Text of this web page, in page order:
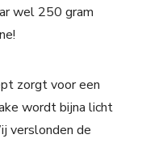
wel 250 gram
zorgt voor een
wordt bijna licht
verslonden de